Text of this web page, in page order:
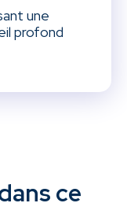
une
profond
ce